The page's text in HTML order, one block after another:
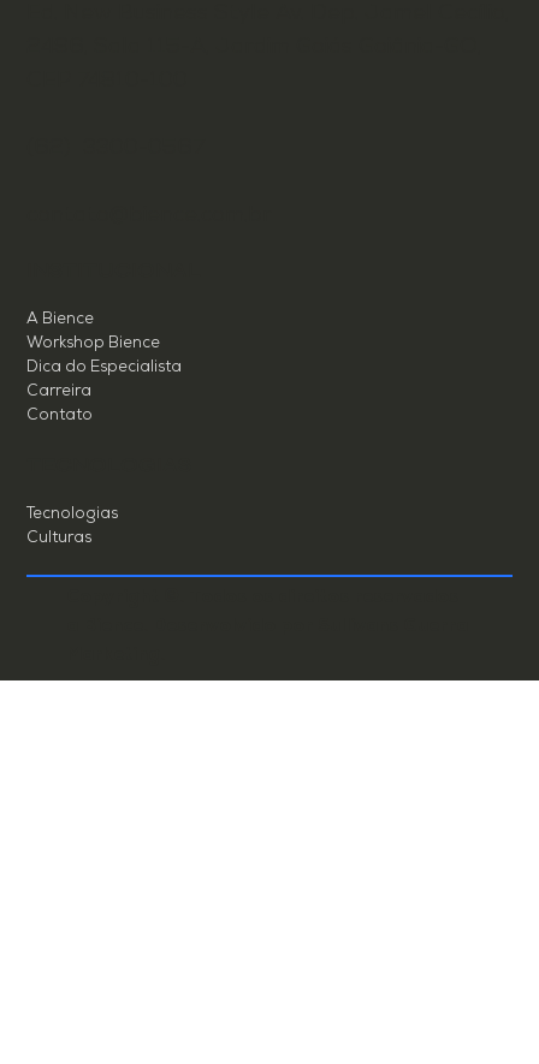
A Bience
Workshop Bience
Dica do Especialista
Carreira
Contato
Tecnologias
Culturas